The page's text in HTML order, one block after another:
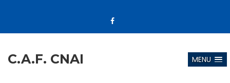
C.A.F. CNAI MENU